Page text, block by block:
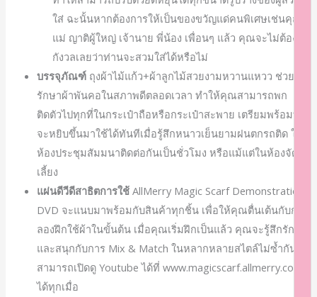
ใส่ ฉะนั้นหากต้องการให้เป็นของขวัญแด่คนพิเศษเช่นคุณ
แม่ ญาติผู้ใหญ่ เจ้านาย พี่น้อง เพื่อนๆ แล้ว คุณจะไม่ต้อง
กังวลเลยว่าท่านจะสวมใส่ได้หรือไม่
บรรจุภัณฑ์ถุงผ้าไม้แก้ว+ผ้าลูกไม้สวยงามหวานแหวว ช่วยเก็บ
รักษาผ้าพันคอในสภาพดีตลอดเวลา ทำให้คุณสามารถพก
ติดตัวไปทุกที่ในกระเป๋าถือหรือกระเป๋าสะพาย เตรียมพร้อมที่
จะหยิบขึ้นมาใช้ได้ทันทีเมื่อรู้สึกหนาวเย็นยามฝนตกรถติด ใน
ห้องประชุมสัมมนาติดต่อกันเป็นชั่วโมง หรือแม้แต่ในห้องจัด
เลี้ยง
แผ่นดีวีดีสาธิตการใช้AllMerry Magic Scarf Demonstration
DVD จะแนบมาพร้อมกับสินค้าทุกชิ้น เพื่อให้คุณตื่นเต้นกับการ
ลองฝึกใช้ผ้าในขั้นต้น เมื่อคุณเริ่มฝึกเป็นแล้ว คุณจะรู้สึกรัก
และสนุกกับการ Mix & Match ในหลากหลายสไตล์ไม่ซ้ำกัน
สามารถเปิดดู Youtube ได้ที่ www.magicscarf.allmerry.com
ได้ทุกเมื่อ